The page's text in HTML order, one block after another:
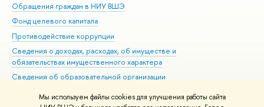
Мы используем файлы cookies для улучшения работы сайта
Обращения граждан в НИУ ВШЭ
Фонд целевого капитала
Противодействие коррупции
Сведения о доходах, расходах, об имуществе и
обязательствах имущественного характера
Сведения об образовательной организации
Людям с ограниченными возможностями здоровья